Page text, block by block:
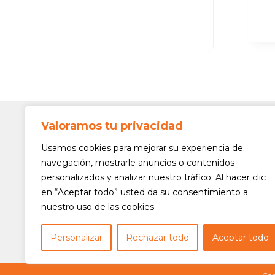
Valoramos tu privacidad
Usamos cookies para mejorar su experiencia de
navegación, mostrarle anuncios o contenidos
personalizados y analizar nuestro tráfico. Al hacer clic
en “Aceptar todo” usted da su consentimiento a
nuestro uso de las cookies.
Personalizar Rechazar todo Aceptar todo
Siga-nos!
São